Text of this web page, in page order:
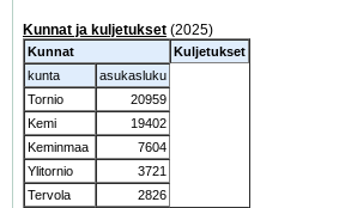
Kunnat ja kuljetukset (2025)
Kunnat
Kuljetukset
kunta
asukasluku
Tornio
20959
Kemi
19402
Keminmaa
7604
Ylitornio
3721
Tervola
2826